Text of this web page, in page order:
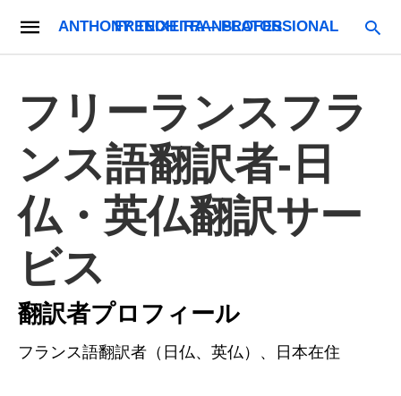
ANTHONY TEIXEIRA – PROFESSIONAL FRENCH TRANSLATOR
フリーランスフラ
ンス語翻訳者-日
仏・英仏翻訳サー
ビス
翻訳者プロフィール
フランス語翻訳者（日仏、英仏）、日本在住